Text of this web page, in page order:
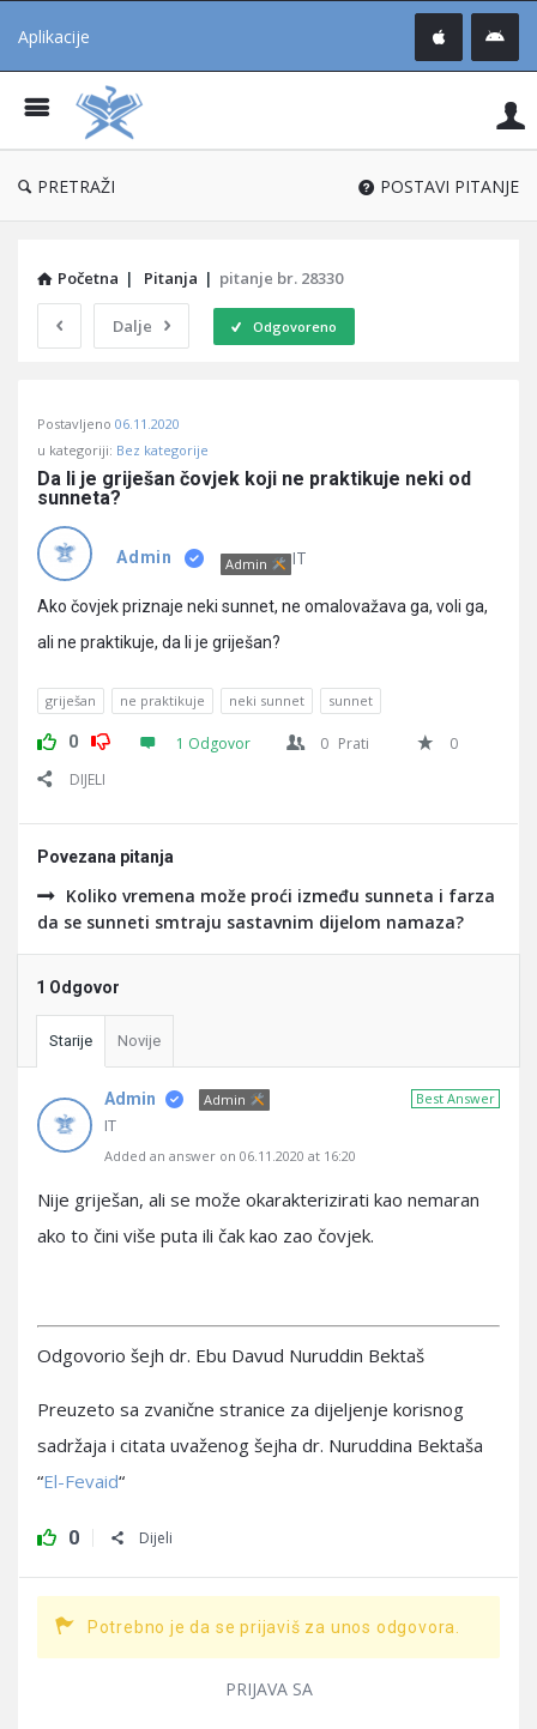
Aplikacije
®
PRETRAŽI POSTAVI PITANJE
Početna | Pitanja | pitanje br. 28330
Dalje Odgovoreno
Učene
Latest
Pitanja
Postavljeno 06.11.2020
u kategoriji: Bez kategorije
Da li je griješan čovjek koji ne praktikuje neki od
sunneta?
Admin Admin IT
Ako čovjek priznaje neki sunnet, ne omalovažava ga, voli ga,
ali ne praktikuje, da li je griješan?
griješan ne praktikuje neki sunnet sunnet
0 1 Odgovor 0 Prati
0
DIJELI
Povezana pitanja
Koliko vremena može proći između sunneta i farza
da se sunneti smtraju sastavnim dijelom namaza?
1 Odgovor
Starije Novije
Best Answer
Admin Admin
IT
Added an answer on 06.11.2020 at 16:20
Nije griješan, ali se može okarakterizirati kao nemaran
ako to čini više puta ili čak kao zao čovjek.
Odgovorio šejh dr. Ebu Davud Nuruddin Bektaš
Preuzeto sa zvanične stranice za dijeljenje korisnog
sadržaja i citata uvaženog šejha dr. Nuruddina Bektaša
“El-Fevaid“
0 Dijeli
Potrebno je da se prijaviš za unos odgovora.
PRIJAVA SA